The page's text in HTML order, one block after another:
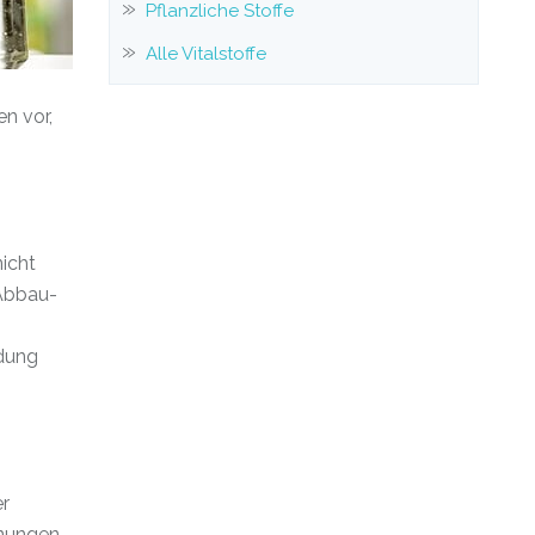
vor,
Pflanzliche Stoffe
Alle Vitalstoffe